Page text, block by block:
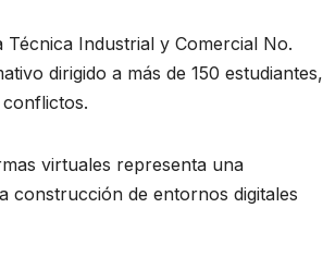
Industrial y Comercial No.
dirigido a más de 150 estudiantes,
virtuales representa una
construcción de entornos digitales